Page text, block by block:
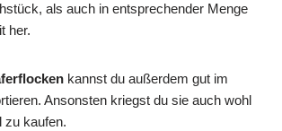
als auch in entsprechender Menge
her.
kannst du außerdem gut im
Ansonsten kriegst du sie auch wohl
zu kaufen.